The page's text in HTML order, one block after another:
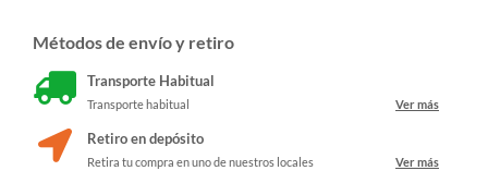
Métodos de envío y retiro
Transporte Habitual
Transporte habitual Ver más
Retiro en depósito
Retira tu compra en uno de nuestros locales Ver más